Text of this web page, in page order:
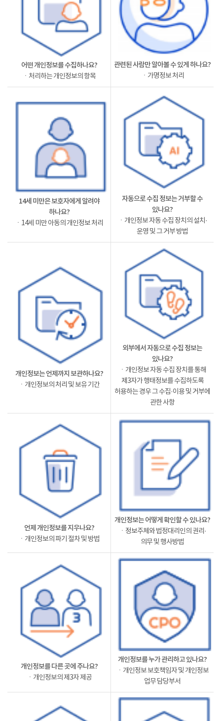
어떤 개인정보를 수집하나요?
ㆍ처리하는 개인정보의 항목
관련된 사람만 알아볼 수 있게 하나요?
ㆍ가명정보 처리
14세 미만은 보호자에게 알려야
하나요?
ㆍ14세 미만 아동의 개인정보 처리
자동으로 수집 정보는 거부할 수
있나요?
ㆍ개인정보 자동 수집 장치의 설치·
운영 및 그 거부 방법
개인정보는 언제까지 보관하나요?
ㆍ개인정보의 처리 및 보유 기간
외부에서 자동으로 수집 정보는
있나요?
ㆍ개인정보 자동 수집 장치를 통해
제3자가 행태정보를 수집하도록
허용하는 경우 그 수집·이용 및 거부에
관한 사항
언제 개인정보를 지우나요?
ㆍ개인정보의 파기 절차 및 방법
개인정보는 어떻게 확인할 수 있나요?
ㆍ정보주체와 법정대리인의 권리·
의무 및 행사방법
개인정보를 다른 곳에 주나요?
ㆍ개인정보의 제3자 제공
개인정보를 누가 관리하고 있나요?
ㆍ개인정보 보호책임자 및 개인정보
업무 담당부서